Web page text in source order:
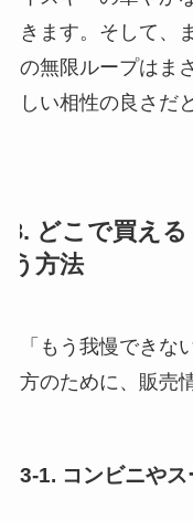
きます。そして、
の無限ループはま
しい相性の良さだ
3. どこで買え
う方法
「もう我慢できな
方のために、販売
3-1. コンビニや